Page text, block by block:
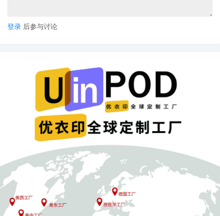
登录 后参与讨论